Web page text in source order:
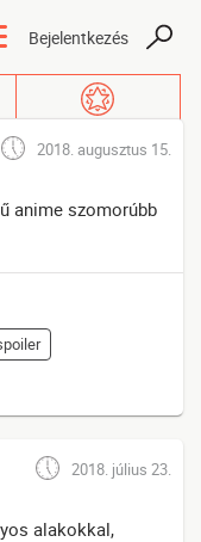
Bejelentkezés
2018. augusztus 15.
anime szomorúbb
2018. július 23.
alakokkal,